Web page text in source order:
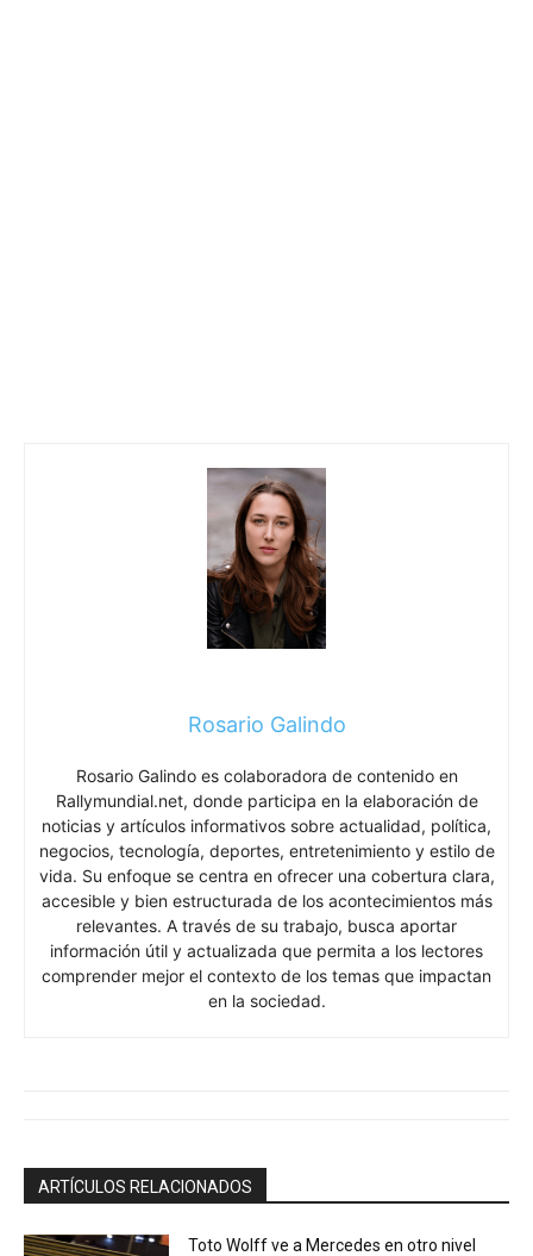
Rosario Galindo
Rosario Galindo es colaboradora de contenido en
Rallymundial.net, donde participa en la elaboración de
noticias y artículos informativos sobre actualidad, política,
negocios, tecnología, deportes, entretenimiento y estilo de
vida. Su enfoque se centra en ofrecer una cobertura clara,
accesible y bien estructurada de los acontecimientos más
relevantes. A través de su trabajo, busca aportar
información útil y actualizada que permita a los lectores
comprender mejor el contexto de los temas que impactan
en la sociedad.
ARTÍCULOS RELACIONADOS
Toto Wolff ve a Mercedes en otro nivel